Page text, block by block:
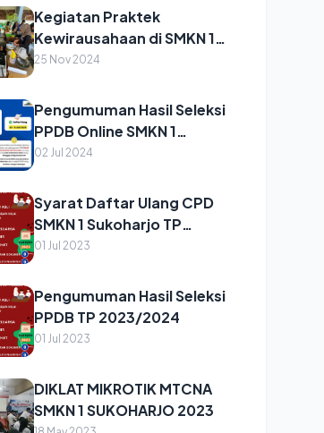
Kegiatan Praktek
Kewirausahaan di SMKN 1
Sukoharjo
25 Nov 2024
Pengumuman Hasil Seleksi
PPDB Online SMKN 1
Sukoharjo 2024
02 Jul 2024
Syarat Daftar Ulang CPD
SMKN 1 Sukoharjo TP
2023/2024
01 Jul 2023
Pengumuman Hasil Seleksi
PPDB TP 2023/2024
01 Jul 2023
DIKLAT MIKROTIK MTCNA
SMKN 1 SUKOHARJO 2023